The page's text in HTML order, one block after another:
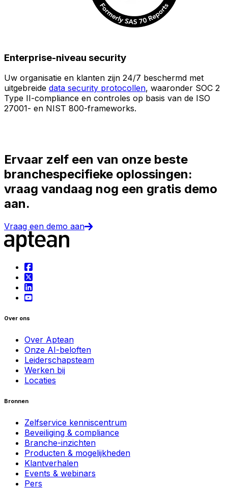
Enterprise-niveau security
Uw organisatie en klanten zijn 24/7 beschermd met
uitgebreide data security protocollen, waaronder SOC 2
Type II-compliance en controles op basis van de ISO
27001- en NIST 800-frameworks.
Ervaar zelf een van onze beste
branchespecifieke oplossingen:
vraag vandaag nog een gratis demo
aan.
Vraag een demo aan
Over ons
Over Aptean
Onze AI-beloften
Leiderschapsteam
Werken bij
Locaties
Bronnen
Zelfservice kenniscentrum
Beveiliging & compliance
Branche-inzichten
Producten & mogelijkheden
Klantverhalen
Events & webinars
Pers